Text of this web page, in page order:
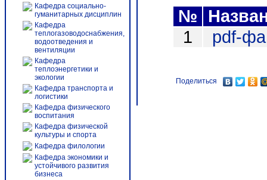
Кафедра социально-
гуманитарных дисциплин
Кафедра
теплогазоводоснабжения,
водоотведения и
вентиляции
Кафедра
теплоэнергетики и
экологии
Кафедра транспорта и
логистики
Кафедра физического
воспитания
Кафедра физической
культуры и спорта
Кафедра филологии
Кафедра экономики и
устойчивого развития
бизнеса
№
1
pdf-
Поделиться